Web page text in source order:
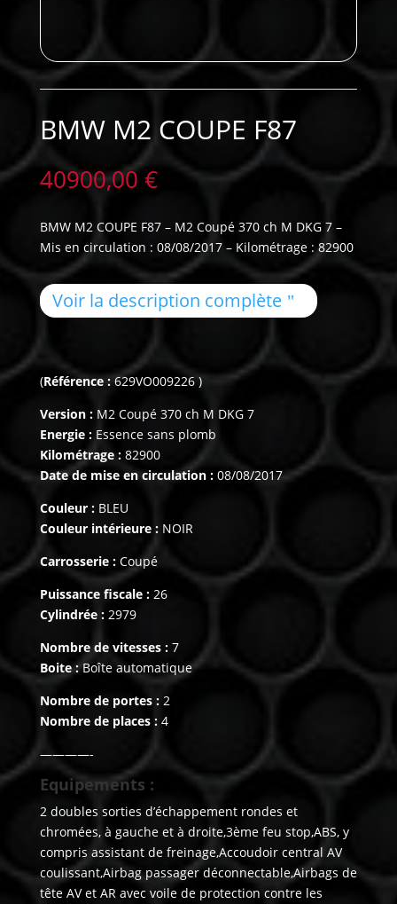
BMW M2 COUPE F87
40900,00 €
BMW M2 COUPE F87 – M2 Coupé 370 ch M DKG 7 –
Mis en circulation : 08/08/2017 – Kilométrage : 82900
Voir la description complète
(Référence : 629VO009226 )
Version :M2 Coupé 370 ch M DKG 7
Energie :Essence sans plomb
Kilométrage :82900
Date de mise en circulation :08/08/2017
Couleur :BLEU
Couleur intérieure : NOIR
Carrosserie :Coupé
Puissance fiscale :26
Cylindrée :2979
Nombre de vitesses :7
Boite :Boîte automatique
Nombre de portes : 2
Nombre de places :4
————-
Equipements :
2 doubles sorties d’échappement rondes et
chromées, à gauche et à droite,3ème feu stop,ABS, y
compris assistant de freinage,Accoudoir central AV
coulissant,Airbag passager déconnectable,Airbags de
tête AV et AR avec voile de protection contre les